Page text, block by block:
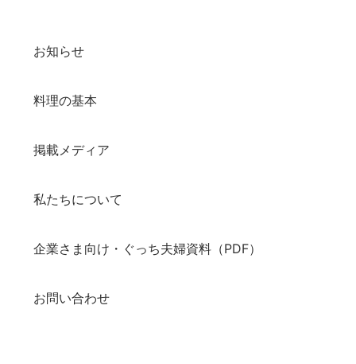
お知らせ
料理の基本
掲載メディア
私たちについて
企業さま向け・ぐっち夫婦資料（PDF）
お問い合わせ